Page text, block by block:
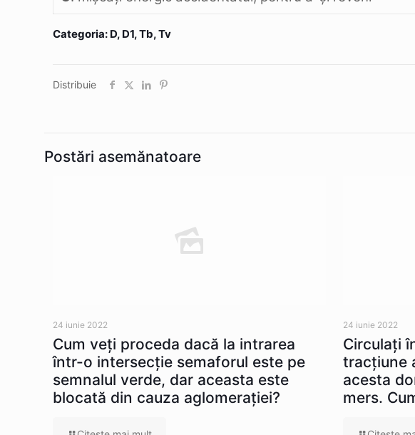
Categoria: D, D1, Tb, Tv
Distribuie
Postări asemănatoare
24 iunie 2022
Cum veţi proceda dacă la intrarea
într-o intersecţie semaforul este pe
semnalul verde, dar aceasta este
blocată din cauza aglomeraţiei?
24 iunie 2022
Circulaţi
tracţiune
acesta
mers.